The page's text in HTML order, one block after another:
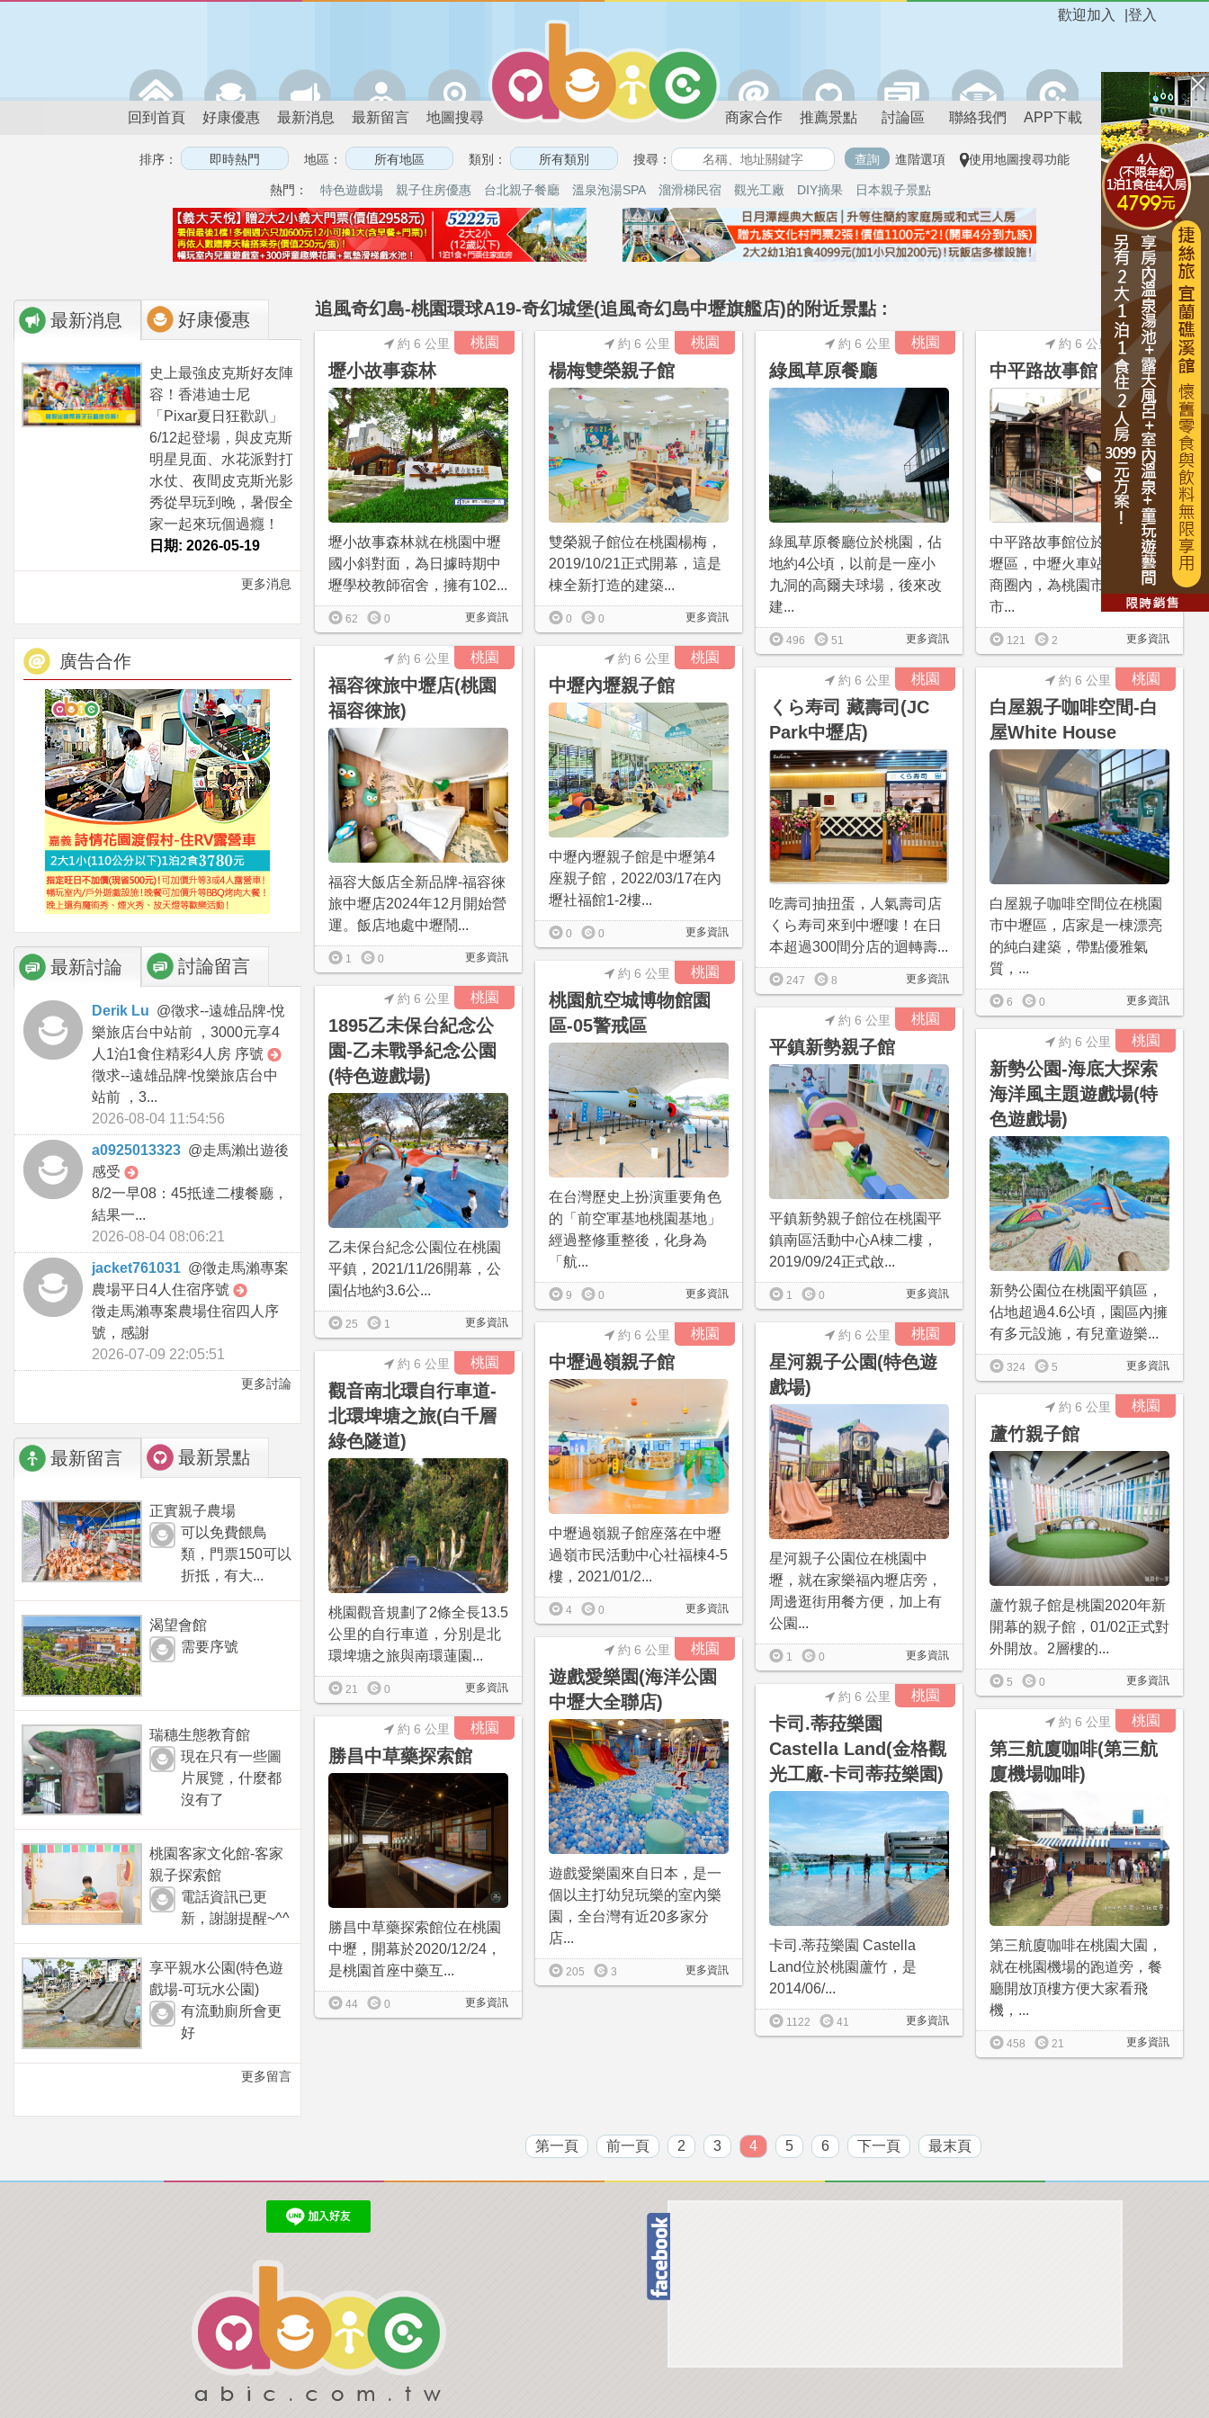
登入
歡迎加入
回到首頁 好康優惠 最新消息 最新留言 地圖搜尋 商家合作 推薦景點 討論區 聯絡我們 APP下載
排序： 地區： 類別： 搜尋： 進階選項 使用地圖搜尋功能
熱門： 特色遊戲場 親子住房優惠 台北親子餐廳 溫泉泡湯SPA 溜滑梯民宿 觀光工廠 DIY摘果 日本親子景點
最新消息 好康優惠
史上最強皮克斯好友陣
容！香港迪士尼
「Pixar夏日狂歡趴」
6/12起登場，與皮克斯
明星見面、水花派對打
水仗、夜間皮克斯光影
秀從早玩到晚，暑假全
家一起來玩個過癮！
日期: 2026-05-19
更多消息
廣告合作
最新討論 討論留言
Derik Lu @徵求--遠雄品牌-悅
樂旅店台中站前 ，3000元享4
人1泊1食住精彩4人房 序號
徵求--遠雄品牌-悅樂旅店台中
站前 ，3...
2026-08-04 11:54:56
a0925013323 @走馬瀨出遊後
感受
8/2一早08：45抵達二樓餐廳，
結果一...
2026-08-04 08:06:21
jacket761031 @徵走馬瀨專案
農場平日4人住宿序號
徵走馬瀨專案農場住宿四人序
號，感謝
2026-07-09 22:05:51
更多討論
最新留言 最新景點
正實親子農場
可以免費餵鳥
類，門票150可以
折抵，有大...
渴望會館
需要序號
瑞穗生態教育館
現在只有一些圖
片展覽，什麼都
沒有了
桃園客家文化館-客家
親子探索館
電話資訊已更
新，謝謝提醒~^^
享平親水公園(特色遊
戲場-可玩水公園)
有流動廁所會更
好
更多留言
追風奇幻島-桃園環球A19-奇幻城堡(追風奇幻島中壢旗艦店)的附近景點 : 進階搜尋
桃園
約 6 公里
壢小故事森林
壢小故事森林就在桃園中壢
國小斜對面，為日據時期中
壢學校教師宿舍，擁有102...
更多資訊
62 0
桃園
約 6 公里
楊梅雙榮親子館
雙榮親子館位在桃園楊梅，
2019/10/21正式開幕，這是
棟全新打造的建築...
更多資訊
0 0
桃園
約 6 公里
綠風草原餐廳
綠風草原餐廳位於桃園，佔
地約4公頃，以前是一座小
九洞的高爾夫球場，後來改
建...
更多資訊
496 51
桃園
約 6 公里
中平路故事館
中平路故事館位於桃園市中
壢區，中壢火車站前的中平
商圈內，為桃園市第一座城
市...
更多資訊
121 2
桃園
約 6 公里
福容徠旅中壢店(桃園
福容徠旅)
福容大飯店全新品牌-福容徠
旅中壢店2024年12月開始營
運。飯店地處中壢鬧...
更多資訊
1 0
桃園
約 6 公里
中壢內壢親子館
中壢內壢親子館是中壢第4
座親子館，2022/03/17在內
壢社福館1-2樓...
更多資訊
0 0
桃園
約 6 公里
くら寿司 藏壽司(JC
Park中壢店)
吃壽司抽扭蛋，人氣壽司店
くら寿司來到中壢嘍！在日
本超過300間分店的迴轉壽...
更多資訊
247 8
桃園
約 6 公里
白屋親子咖啡空間-白
屋White House
白屋親子咖啡空間位在桃園
市中壢區，店家是一棟漂亮
的純白建築，帶點優雅氣
質，...
更多資訊
6 0
桃園
約 6 公里
桃園航空城博物館園
區-05警戒區
在台灣歷史上扮演重要角色
的「前空軍基地桃園基地」
經過整修重整後，化身為
「航...
更多資訊
9 0
桃園
約 6 公里
1895乙未保台紀念公
園-乙未戰爭紀念公園
(特色遊戲場)
乙未保台紀念公園位在桃園
平鎮，2021/11/26開幕，公
園佔地約3.6公...
更多資訊
25 1
桃園
約 6 公里
平鎮新勢親子館
平鎮新勢親子館位在桃園平
鎮南區活動中心A棟二樓，
2019/09/24正式啟...
更多資訊
1 0
桃園
約 6 公里
新勢公園-海底大探索
海洋風主題遊戲場(特
色遊戲場)
新勢公園位在桃園平鎮區，
佔地超過4.6公頃，園區內擁
有多元設施，有兒童遊樂...
更多資訊
324 5
桃園
約 6 公里
中壢過嶺親子館
中壢過嶺親子館座落在中壢
過嶺市民活動中心社福棟4-5
樓，2021/01/2...
更多資訊
4 0
桃園
約 6 公里
星河親子公園(特色遊
戲場)
星河親子公園位在桃園中
壢，就在家樂福內壢店旁，
周邊逛街用餐方便，加上有
公園...
更多資訊
1 0
桃園
約 6 公里
觀音南北環自行車道-
北環埤塘之旅(白千層
綠色隧道)
桃園觀音規劃了2條全長13.5
公里的自行車道，分別是北
環埤塘之旅與南環蓮園...
更多資訊
21 0
桃園
約 6 公里
蘆竹親子館
蘆竹親子館是桃園2020年新
開幕的親子館，01/02正式對
外開放。2層樓的...
更多資訊
5 0
桃園
約 6 公里
遊戲愛樂園(海洋公園
中壢大全聯店)
遊戲愛樂園來自日本，是一
個以主打幼兒玩樂的室內樂
園，全台灣有近20多家分
店...
更多資訊
205 3
桃園
約 6 公里
卡司.蒂菈樂園
Castella Land(金格觀
光工廠-卡司蒂菈樂園)
卡司.蒂菈樂園 Castella
Land位於桃園蘆竹，是
2014/06/...
更多資訊
1122 41
桃園
約 6 公里
第三航廈咖啡(第三航
廈機場咖啡)
第三航廈咖啡在桃園大園，
就在桃園機場的跑道旁，餐
廳開放頂樓方便大家看飛
機，...
更多資訊
458 21
桃園
約 6 公里
勝昌中草藥探索館
勝昌中草藥探索館位在桃園
中壢，開幕於2020/12/24，
是桃園首座中藥互...
更多資訊
44 0
第一頁 前一頁 2 3 4 5 6 下一頁 最末頁